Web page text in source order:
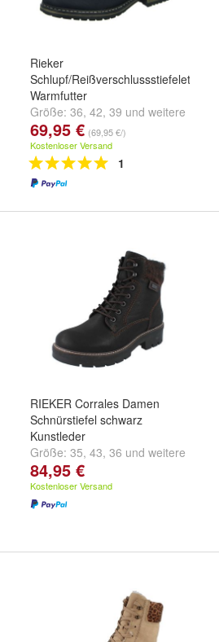
Rieker
Schlupf/Reißverschlussstiefelette
Warmfutter
Größe: 36, 42, 39 und weitere
...
69,95 € (69,95 €/)
Kostenloser Versand
1
RIEKER Corrales Damen
Schnürstiefel schwarz
Kunstleder
Größe: 35, 43, 36 und weitere
...
84,95 €
Kostenloser Versand